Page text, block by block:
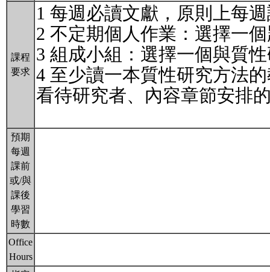
課程
要求
1 每週必讀文獻，原則上每
2 不定期個人作業：選擇一
3 組成小組：選擇一個與質
4 至少讀一本質性研究方法
看待研究者、內容章節安排
預期
每週
課前
或/與
課後
學習
時數
Office
Hours